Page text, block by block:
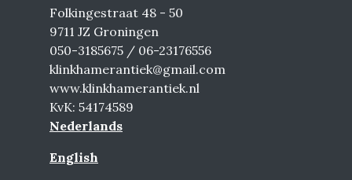
Folkingestraat 48 - 50
9711 JZ Groningen
050-3185675 / 06-23176556
klinkhamerantiek@gmail.com
www.klinkhamerantiek.nl
KvK: 54174589
Nederlands
English